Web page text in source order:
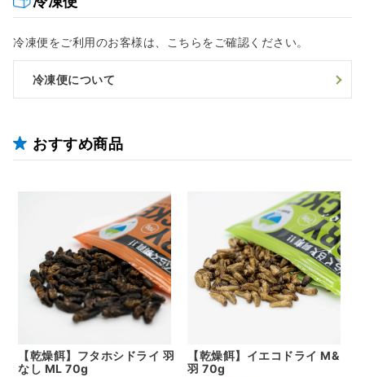
冷凍便をご利用のお客様は、こちらをご確認ください。
冷凍便について
おすすめ商品
【乾燥餌】フタホシドライ 羽
なし ML 70g
【乾燥餌】イエコドライ M&
羽 70g